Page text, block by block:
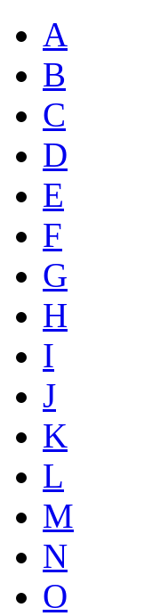
A
B
C
D
E
F
G
H
I
J
K
L
M
N
O